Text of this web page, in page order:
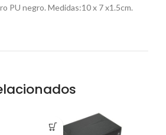
PU negro. Medidas:10 x 7 x1.5cm.